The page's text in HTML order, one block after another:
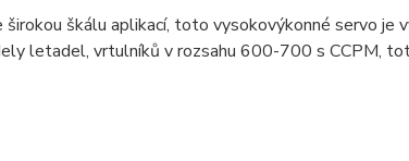
škálu aplikací, toto vysokovýkonné servo je
letadel, vrtulníků v rozsahu 600-700 s CCPM,